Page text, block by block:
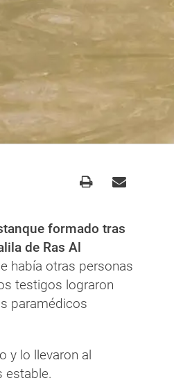
formado tras
de Ras Al
había otras personas
testigos lograron
paramédicos
y lo llevaron al
estable.